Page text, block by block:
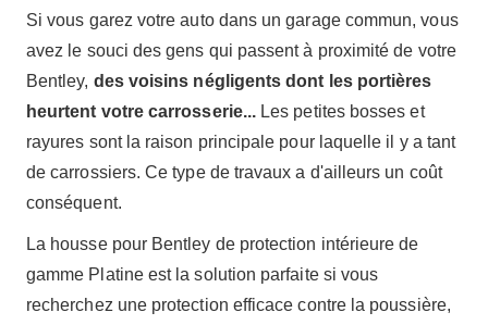
Si vous garez votre auto dans un garage commun, vous
avez le souci des gens qui passent à proximité de votre
Bentley, des voisins négligents dont les portières
heurtent votre carrosserie... Les petites bosses et
rayures sont la raison principale pour laquelle il y a tant
de carrossiers. Ce type de travaux a d'ailleurs un coût
conséquent.
La housse pour Bentley de protection intérieure de
gamme Platine est la solution parfaite si vous
recherchez une protection efficace contre la poussière,